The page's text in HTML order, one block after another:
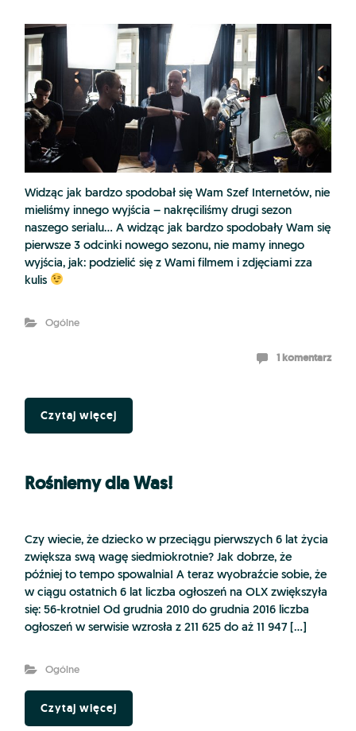
Widząc jak bardzo spodobał się Wam Szef Internetów, nie
mieliśmy innego wyjścia – nakręciliśmy drugi sezon
naszego serialu… A widząc jak bardzo spodobały Wam się
pierwsze 3 odcinki nowego sezonu, nie mamy innego
wyjścia, jak: podzielić się z Wami filmem i zdjęciami zza
kulis
Ogólne
1 komentarz
Czytaj więcej
Rośniemy dla Was!
Czy wiecie, że dziecko w przeciągu pierwszych 6 lat życia
zwiększa swą wagę siedmiokrotnie? Jak dobrze, że
później to tempo spowalnia! A teraz wyobraźcie sobie, że
w ciągu ostatnich 6 lat liczba ogłoszeń na OLX zwiększyła
się: 56-krotnie! Od grudnia 2010 do grudnia 2016 liczba
ogłoszeń w serwisie wzrosła z 211 625 do aż 11 947 […]
Ogólne
Czytaj więcej